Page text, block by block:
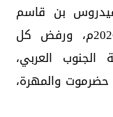
بن قاسم
الزُبيدي رفض التنازل في يناير 2026م، ورفض كل
الجنوب العربي،
حضرموت والمهرة،